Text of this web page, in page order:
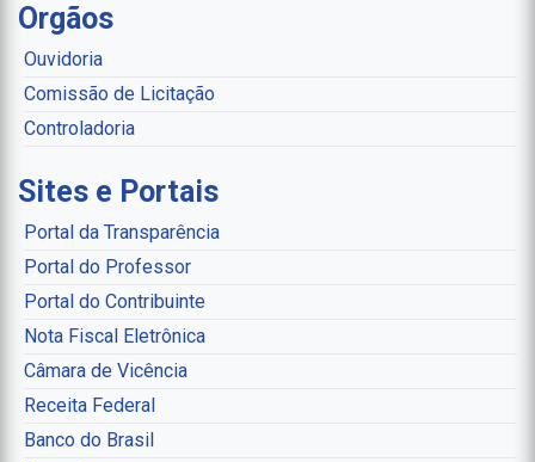
Orgãos
Ouvidoria
Comissão de Licitação
Controladoria
Sites e Portais
Portal da Transparência
Portal do Professor
Portal do Contribuinte
Nota Fiscal Eletrônica
Câmara de Vicência
Receita Federal
Banco do Brasil